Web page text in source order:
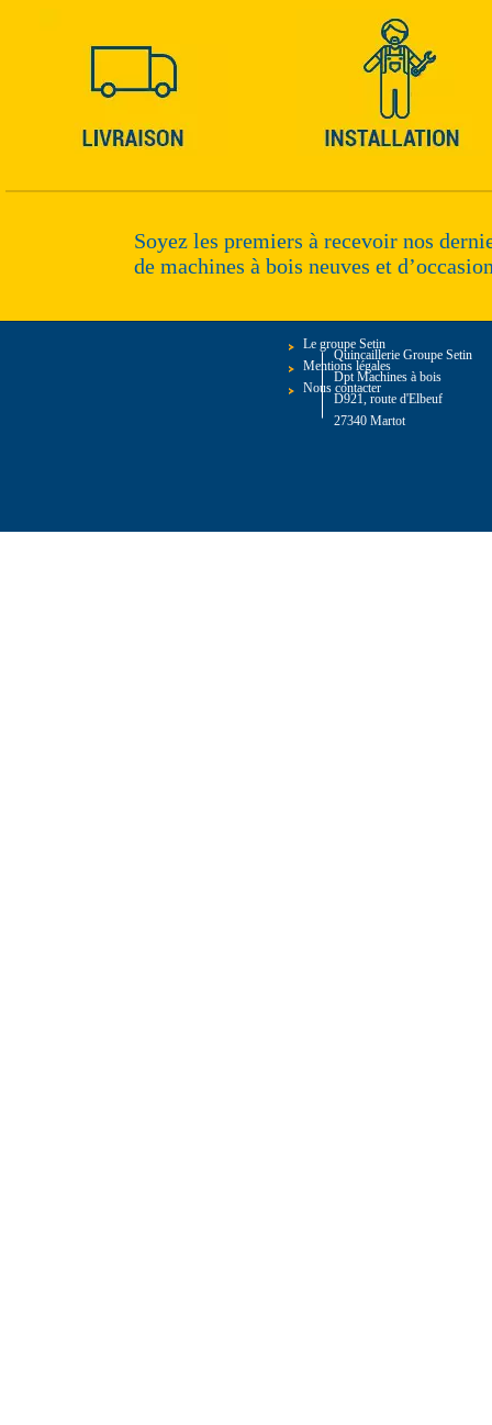
Soyez les premiers à recevoir nos
de machines à bois neuves et
Le groupe Setin
Mentions légales
Nous contacter
Quincaillerie Groupe Setin
Dpt Machines à bois
D921, route d'Elbeuf
27340 Martot